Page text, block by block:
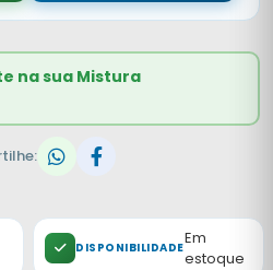
na sua Mistura
DISPONIBILIDADEEm
estoque